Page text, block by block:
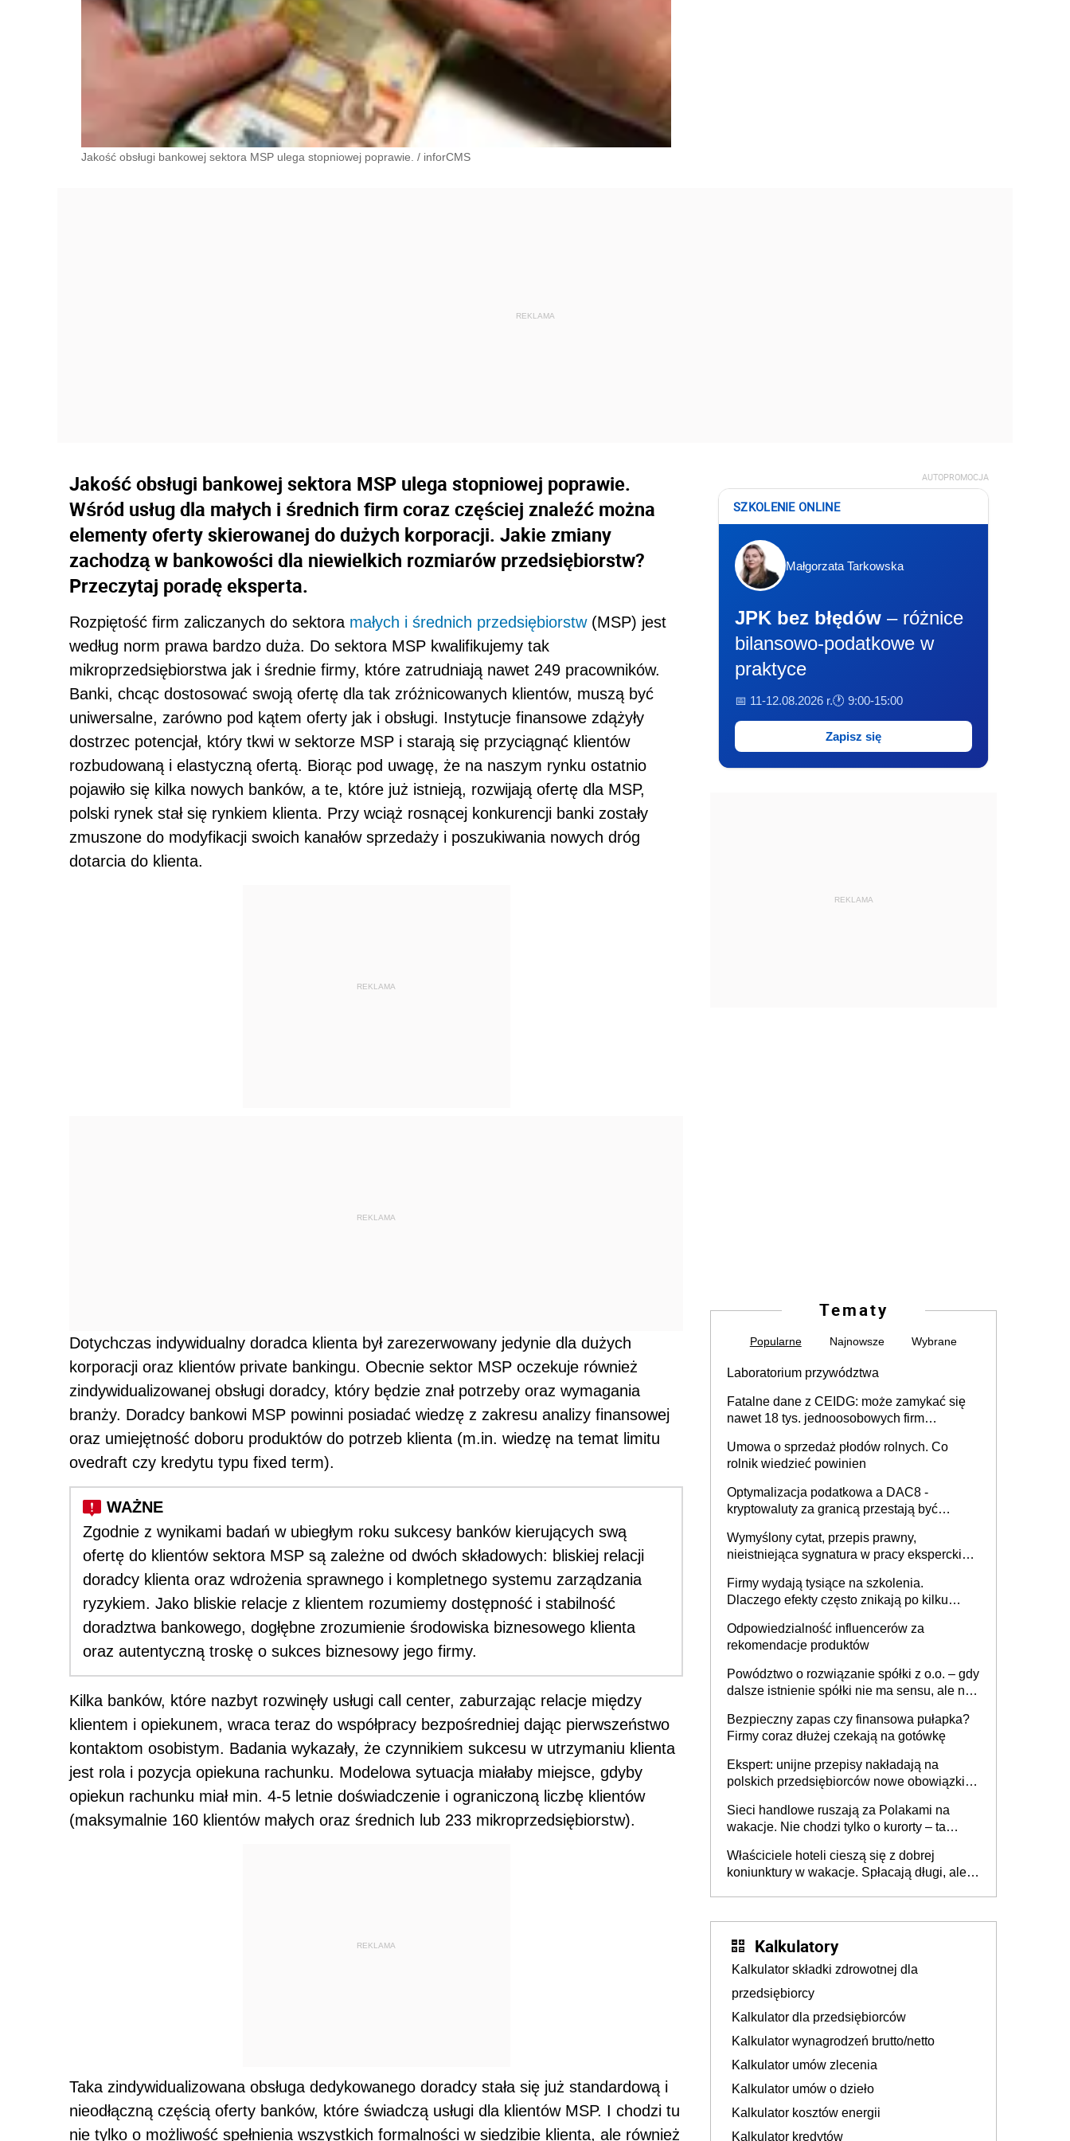
Jakość obsługi bankowej sektora MSP ulega stopniowej poprawie. / inforCMS
Jakość obsługi bankowej sektora MSP ulega stopniowej poprawie.
Wśród usług dla małych i średnich firm coraz częściej znaleźć można
elementy oferty skierowanej do dużych korporacji. Jakie zmiany
zachodzą w bankowości dla niewielkich rozmiarów przedsiębiorstw?
Przeczytaj poradę eksperta.
Rozpiętość firm zaliczanych do sektora małych i średnich przedsiębiorstw(MSP) jest
według norm prawa bardzo duża. Do sektora MSP kwalifikujemy tak
mikroprzedsiębiorstwa jak i średnie firmy, które zatrudniają nawet 249 pracowników.
Banki, chcąc dostosować swoją ofertę dla tak zróżnicowanych klientów, muszą być
uniwersalne, zarówno pod kątem oferty jak i obsługi. Instytucje finansowe zdążyły
dostrzec potencjał, który tkwi w sektorze MSP i starają się przyciągnąć klientów
rozbudowaną i elastyczną ofertą. Biorąc pod uwagę, że na naszym rynku ostatnio
pojawiło się kilka nowych banków, a te, które już istnieją, rozwijają ofertę dla MSP,
polski rynek stał się rynkiem klienta. Przy wciąż rosnącej konkurencji banki zostały
zmuszone do modyfikacji swoich kanałów sprzedaży i poszukiwania nowych dróg
dotarcia do klienta.
REKLAMA
REKLAMA
Dotychczas indywidualny doradca klienta był zarezerwowany jedynie dla dużych
korporacji oraz klientów private bankingu. Obecnie sektor MSP oczekuje również
zindywidualizowanej obsługi doradcy, który będzie znał potrzeby oraz wymagania
branży. Doradcy bankowi MSP powinni posiadać wiedzę z zakresu analizy finansowej
oraz umiejętność doboru produktów do potrzeb klienta (m.in. wiedzę na temat limitu
ovedraft czy kredytu typu fixed term).
Zgodnie z wynikami badań w ubiegłym roku sukcesy banków kierujących swą
ofertę do klientów sektora MSP są zależne od dwóch składowych: bliskiej relacji
doradcy klienta oraz wdrożenia sprawnego i kompletnego systemu zarządzania
ryzykiem. Jako bliskie relacje z klientem rozumiemy dostępność i stabilność
doradztwa bankowego, dogłębne zrozumienie środowiska biznesowego klienta
oraz autentyczną troskę o sukces biznesowy jego firmy.
Kilka banków, które nazbyt rozwinęły usługi call center, zaburzając relacje między
klientem i opiekunem, wraca teraz do współpracy bezpośredniej dając pierwszeństwo
kontaktom osobistym. Badania wykazały, że czynnikiem sukcesu w utrzymaniu klienta
jest rola i pozycja opiekuna rachunku. Modelowa sytuacja miałaby miejsce, gdyby
opiekun rachunku miał min. 4-5 letnie doświadczenie i ograniczoną liczbę klientów
(maksymalnie 160 klientów małych oraz średnich lub 233 mikroprzedsiębiorstw).
REKLAMA
Taka zindywidualizowana obsługa dedykowanego doradcy stała się już standardową i
nieodłączną częścią oferty banków, które świadczą usługi dla klientów MSP. I chodzi tu
nie tylko o możliwość spełnienia wszystkich formalności w siedzibie klienta, ale również
AUTOPROMOCJA
SZKOLENIE ONLINE
Małgorzata Tarkowska
JPK bez błędów – różnice
bilansowo-podatkowe w
praktyce
📅 11-12.08.2026 r.🕐 9:00-15:00
Zapisz się
REKLAMA
Tematy
Popularne Najnowsze Wybrane
Laboratorium przywództwa
Fatalne dane z CEIDG: może zamykać się
nawet 18 tys. jednoosobowych firm
Umowa o sprzedaż płodów rolnych. Co
rolnik wiedzieć powinien
Optymalizacja podatkowa a DAC8 -
kryptowaluty za granicą przestają być
Wymyślony cytat, przepis prawny,
nieistniejąca sygnatura w pracy eksperckiej -
firmie
Firmy wydają tysiące na szkolenia.
Dlaczego efekty często znikają po kilku
Odpowiedzialność influencerów za
rekomendacje produktów
Powództwo o rozwiązanie spółki z o.o. – gdy
dalsze istnienie spółki nie ma sensu, ale nie
Bezpieczny zapas czy finansowa pułapka?
Firmy coraz dłużej czekają na gotówkę
Ekspert: unijne przepisy nakładają na
polskich przedsiębiorców nowe obowiązki w
Sieci handlowe ruszają za Polakami na
wakacje. Nie chodzi tylko o kurorty – ta
tam, gdzie wielu spędzi urlop po cichu
Właściciele hoteli cieszą się z dobrej
koniunktury w wakacje. Spłacają długi, ale
Kalkulatory
Kalkulator składki zdrowotnej dla
przedsiębiorcy
Kalkulator dla przedsiębiorców
Kalkulator wynagrodzeń brutto/netto
Kalkulator umów zlecenia
Kalkulator umów o dzieło
Kalkulator kosztów energii
Kalkulator kredytów